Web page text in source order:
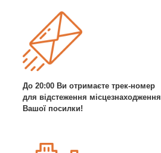
До 20:00 Ви отримаєте трек-номер
для відстеження місцезнаходження
Вашої посилки!